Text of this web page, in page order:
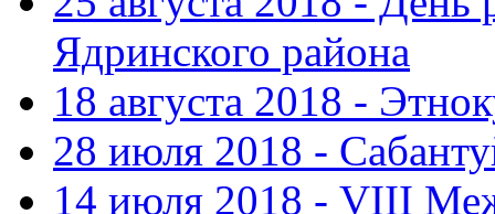
Ядринского района
18 августа 2018 -
28 июля 2018 -
14 июля 2018 - VIII